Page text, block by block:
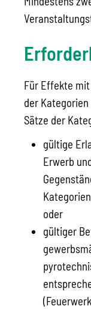
Für Effekte
der
Sätze der
gültige
Erwerb
oder
gültiger